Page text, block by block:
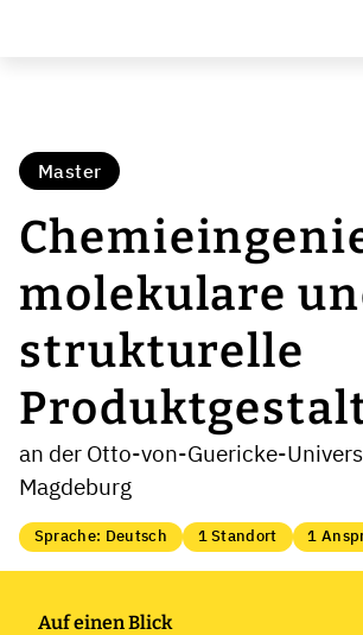
Master
molekulare
strukturelle
an der Otto-von-Guericke-
Magdeburg
Sprache: Deutsch 1 Standort 1
Auf einen Blick